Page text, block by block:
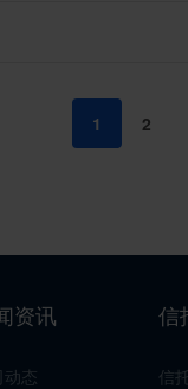
1 2
资讯
动态
信
信